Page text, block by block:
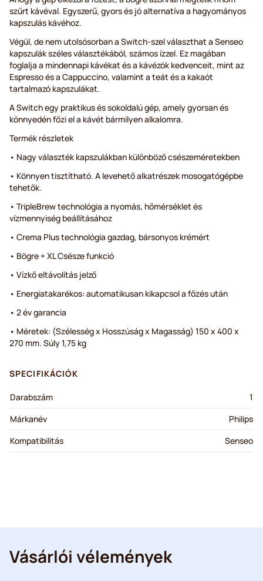
szűrt kávéval. Egyszerű, gyors és jó alternatíva a hagyományos
kapszulás kávéhoz.
Végül, de nem utolsósorban a Switch-szel választhat a Senseo
kapszulák széles választékából, számos ízzel. Ez magában
foglalja a mindennapi kávékat és a kávézók kedvenceit, mint az
Espresso és a Cappuccino, valamint a teát és a kakaót
tartalmazó kapszulákat.
A Switch egy praktikus és sokoldalú gép, amely gyorsan és
könnyedén főzi el a kávét bármilyen alkalomra.
Termék részletek
• Nagy választék kapszulákban különböző csészeméretekben
• Könnyen tisztítható. A levehető alkatrészek mosogatógépbe
tehetők.
• TripleBrew technológia a nyomás, hőmérséklet és
vízmennyiség beállításához
• Crema Plus technológia gazdag, bársonyos krémért
• Bögre + XL Csésze funkció
• Vízkő eltávolítás jelző
• Energiatakarékos: automatikusan kikapcsol a főzés után
• 2 év garancia
• Méretek: (Szélesség x Hosszúság x Magasság) 150 x 400 x
270 mm. Súly 1,75 kg
SPECIFIKÁCIÓK
Darabszám
1
Márkanév
Philips
Kompatibilitás
Senseo
Vásárlói vélemények